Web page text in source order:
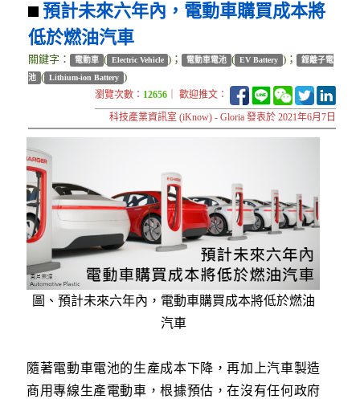
預計未來六年內，電動車購買成本將
低於燃油汽車
關鍵字： 電動車 ( Electric Vehicle )； 電動車電池 ( EV Battery )；
鋰離子電
池 ( Lithium-ion Battery )
瀏覽次數： 12656 ｜ 歡迎推文：
科技產業資訊室 (iKnow) - Gloria 發表於 2021年6月7日
圖、預計未來六年內，電動車購買成本將低於燃油
汽車
隨著電動車電池的生產成本下降，再加上汽車製造
商用專線生產電動車，根據預估，在沒有任何政府